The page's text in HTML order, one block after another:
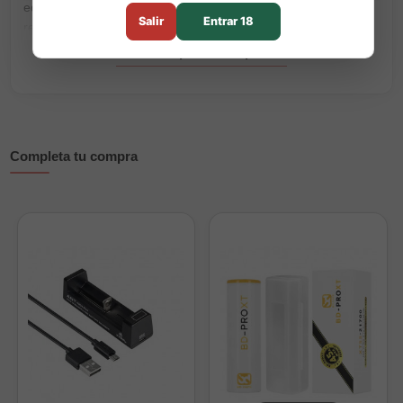
ediciones ofrecen construcción en aleación premium
resistente, acabado anti-rayaduras y un manejo ergonómico
que se adapta perfectamente a la mano.
rendimiento.
Diseño compacto, robusto y ergonómico en aleación
premium
Acabado resistente a rayaduras y botones mejorados
Potencia máxima: 100W ajustable, chipset XT ULTRA 1.3
con colores personalizables
Compatible con baterías 18650 y 21700 (no incluidas)
Completa tu compra
Salir Entrar 18